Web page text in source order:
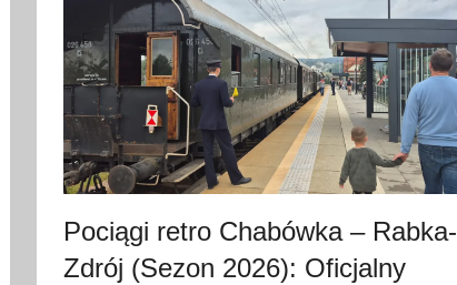
Pociągi retro Chabówka – Rabka-
Zdrój (Sezon 2026): Oficjalny